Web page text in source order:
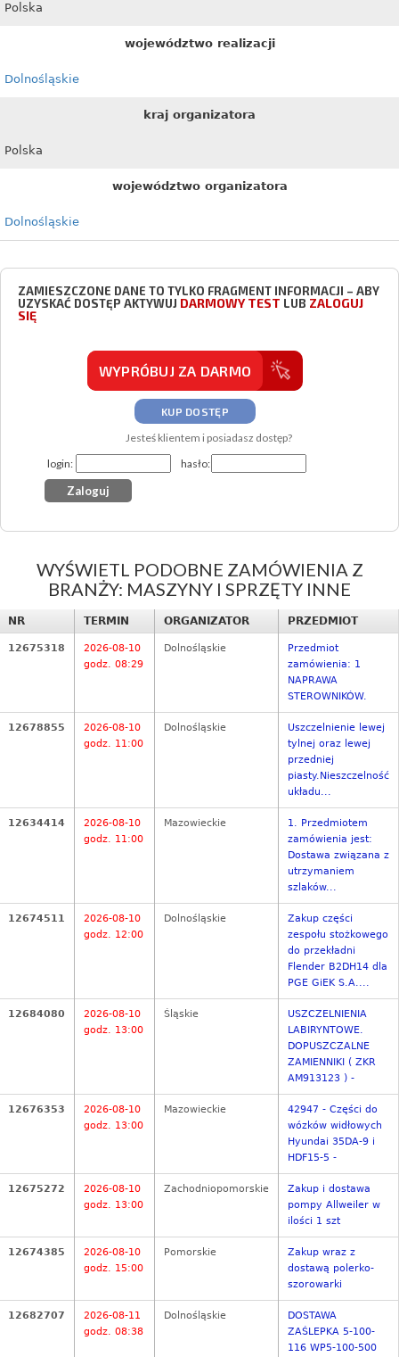
Polska
województwo realizacji
Dolnośląskie
kraj organizatora
Polska
województwo organizatora
Dolnośląskie
ZAMIESZCZONE DANE TO TYLKO FRAGMENT INFORMACJI – ABY
UZYSKAĆ DOSTĘP AKTYWUJ DARMOWY TEST LUB ZALOGUJ
SIĘ
WYPRÓBUJ ZA DARMO
KUP DOSTĘP
Jesteś klientem i posiadasz dostęp?
login:
hasło:
WYŚWIETL PODOBNE ZAMÓWIENIA Z
BRANŻY: MASZYNY I SPRZĘTY INNE
NR TERMIN ORGANIZATOR PRZEDMIOT
12675318
2026-08-10
godz. 08:29
Dolnośląskie
Przedmiot
zamówienia: 1
NAPRAWA
STEROWNIKÓW.
12678855
2026-08-10
godz. 11:00
Dolnośląskie
Uszczelnienie lewej
tylnej oraz lewej
przedniej
piasty.Nieszczelność
układu...
12634414
2026-08-10
godz. 11:00
Mazowieckie
1. Przedmiotem
zamówienia jest:
Dostawa związana z
utrzymaniem
szlaków...
12674511
2026-08-10
godz. 12:00
Dolnośląskie
Zakup części
zespołu stożkowego
do przekładni
Flender B2DH14 dla
PGE GiEK S.A....
12684080
2026-08-10
godz. 13:00
Śląskie
USZCZELNIENIA
LABIRYNTOWE.
DOPUSZCZALNE
ZAMIENNIKI ( ZKR
AM913123 ) -
12676353
2026-08-10
godz. 13:00
Mazowieckie
42947 - Części do
wózków widłowych
Hyundai 35DA-9 i
HDF15-5 -
12675272
2026-08-10
godz. 13:00
Zachodniopomorskie
Zakup i dostawa
pompy Allweiler w
ilości 1 szt
12674385
2026-08-10
godz. 15:00
Pomorskie
Zakup wraz z
dostawą polerko-
szorowarki
12682707
2026-08-11
godz. 08:38
Dolnośląskie
DOSTAWA
ZAŚLEPKA 5-100-
116 WP5-100-500